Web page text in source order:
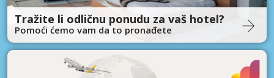
Tražite li odličnu ponudu za vaš hotel?
Pomoći ćemo vam da to pronađete